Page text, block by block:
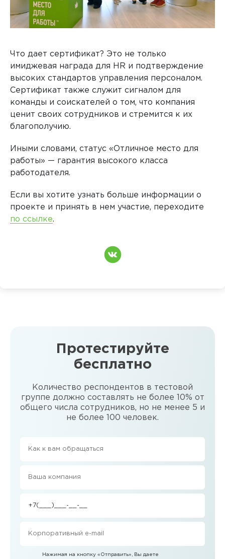
Что дает сертификат? Это не только
имиджевая награда для HR и подтверждение
высоких стандартов управления персоналом.
Сертификат также служит сигналом для
команды и соискателей о том, что компания
ценит своих сотрудников и стремится к их
благополучию.
Иными словами, статус «Отличное место для
работы» — гарантия высокого класса
работодателя.
Если вы хотите узнать больше информации о
проекте и принять в нем участие, переходите
по ссылке.
Протестируйте
бесплатно
Количество респондентов в тестовой
группе должно составлять не более 10% от
общего числа сотрудников, но не менее 5 и
не более 100 человек.
Нажимая на кнопку «Отправить» , Вы даете